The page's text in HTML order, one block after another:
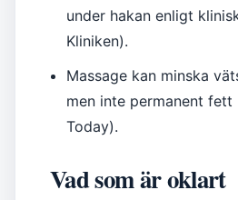
under hakan enligt
Kliniken).
Massage kan minska
men inte permanent fett
Today).
Vad som är oklart